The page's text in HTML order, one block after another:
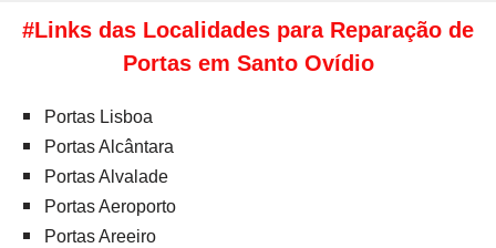
#Links das Localidades para Reparação de
Portas em Santo Ovídio
Portas Lisboa
Portas Alcântara
Portas Alvalade
Portas Aeroporto
Portas Areeiro